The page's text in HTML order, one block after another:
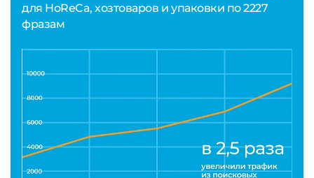
для HoReCa, хозтоваров и упаковки по 2227
фразам